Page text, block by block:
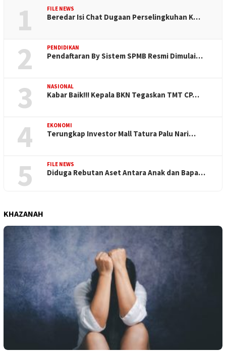
1 FILE NEWS
Beredar Isi Chat Dugaan Perselingkuhan K…
2 PENDIDIKAN
Pendaftaran By Sistem SPMB Resmi Dimulai…
3 NASIONAL
Kabar Baik!!! Kepala BKN Tegaskan TMT CP…
4 EKONOMI
Terungkap Investor Mall Tatura Palu Nari…
5 FILE NEWS
Diduga Rebutan Aset Antara Anak dan Bapa…
KHAZANAH